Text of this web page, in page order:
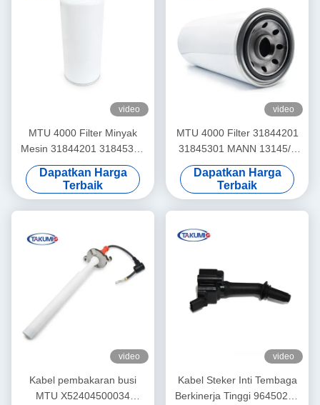
video
MTU 4000 Filter Minyak
Mesin 31844201 31845301
P551402
Dapatkan Harga
Terbaik
video
MTU 4000 Filter 31844201
31845301 MANN 13145/4
6771659356
Dapatkan Harga
Terbaik
video
Kabel pembakaran busi
MTU X52404500034
video
Kabel Steker Inti Tembaga
Berkinerja Tinggi 96450249